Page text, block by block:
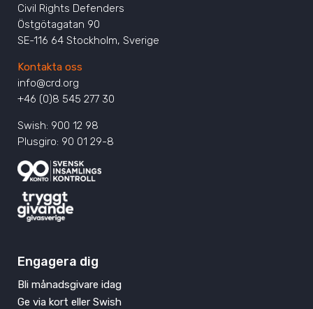
Civil Rights Defenders
Östgötagatan 90
SE-116 64 Stockholm, Sverige
Kontakta oss
info@crd.org
+46 (0)8 545 277 30
Swish: 900 12 98
Plusgiro: 90 01 29-8
Engagera dig
Bli månadsgivare idag
Ge via kort eller Swish